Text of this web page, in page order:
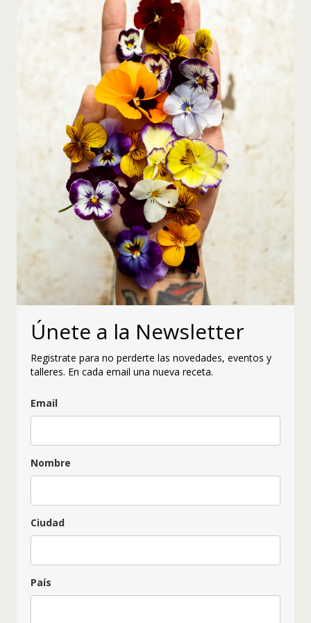
Únete a la Newsletter
Registrate para no perderte las novedades, eventos y
talleres. En cada email una nueva receta.
Email
Nombre
Ciudad
País